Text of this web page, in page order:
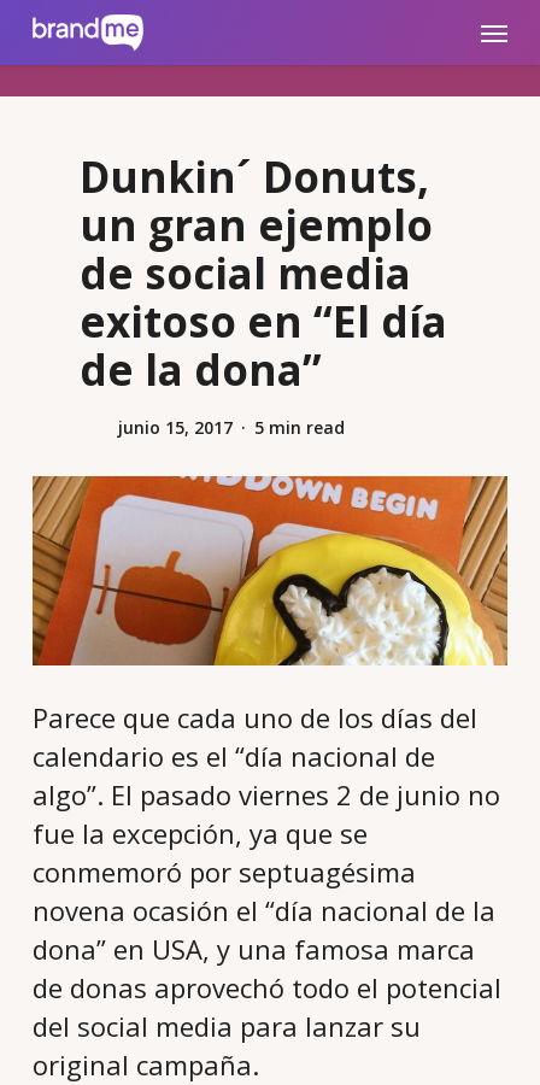
brandme.la Menu
Dunkin´ Donuts,
un gran ejemplo
de social media
exitoso en “El día
de la dona”
junio 15, 2017 5 min read
Parece que cada uno de los días del
calendario es el “día nacional de
algo”. El pasado viernes 2 de junio no
fue la excepción, ya que se
conmemoró por septuagésima
novena ocasión el “día nacional de la
dona” en USA, y una famosa marca
de donas aprovechó todo el potencial
del social media para lanzar su
original campaña.